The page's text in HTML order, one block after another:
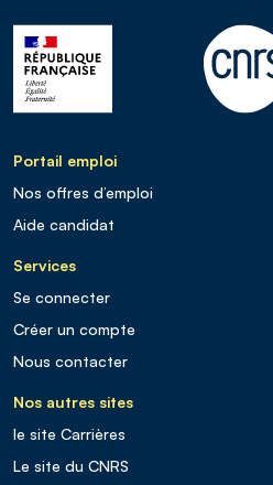
Portail emploi
Nos offres d’emploi
Aide candidat
Services
Se connecter
Créer un compte
Nous contacter
Nos autres sites
le site Carrières
Le site du CNRS